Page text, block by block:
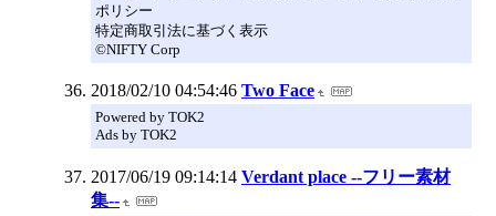
ポリシー
特定商取引法に基づく表示
©NIFTY Corp
2018/02/10 04:54:46 Two Face
Powered by TOK2
Ads by TOK2
2017/06/19 09:14:14 Verdant place --フリー素材
集--